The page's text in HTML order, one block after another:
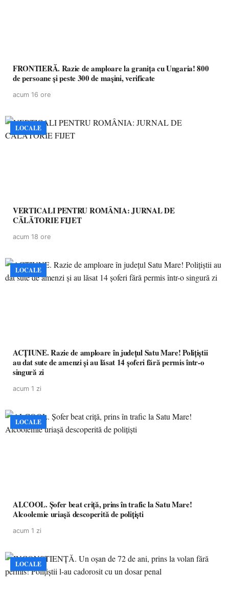
FRONTIERĂ. Razie de amploare la granița cu Ungaria! 800
de persoane și peste 300 de mașini, verificate
acum 16 ore
LOCALE
VERTICALI PENTRU ROMÂNIA: JURNAL DE
CĂLĂTORIE FIJET
acum 18 ore
LOCALE
ACȚIUNE. Razie de amploare în județul Satu Mare! Polițiștii
au dat sute de amenzi și au lăsat 14 șoferi fără permis într-o
singură zi
acum 1 zi
LOCALE
ALCOOL. Șofer beat criță, prins în trafic la Satu Mare!
Alcoolemie uriașă descoperită de polițiști
acum 1 zi
LOCALE